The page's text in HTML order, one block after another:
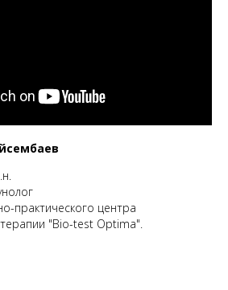
практического центра
"Bio-test Optima".